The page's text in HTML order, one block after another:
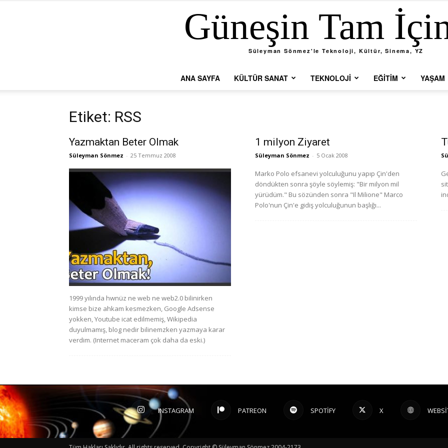
Güneşin Tam
Süleyman Sönmez'le Teknoloji, Kültür, Sinema, YZ
ANA SAYFA KÜLTÜR SANAT TEKNOLOJI EĞITIM YAŞAM
Etiket: RSS
Yazmaktan Beter Olmak
Süleyman Sönmez - 25 Temmuz 2008
1999 yılında hwnüz ne web ne web2.0 bilinirken
kimse bize ahkam kesmezken, Google Adsense
yokken, Youtube icat edilmemiş, Wikipedia
duyulmamış, blog nedir bilinemzken yazmaya karar
verdim. (Internet maceram çok daha da eski.)
1 milyon Ziyaret
Süleyman Sönmez - 5 Ocak 2008
Marko Polo efsanevi yolculuğunu yapıp Çin'den
döndükten sonra şöyle söylemiş: "Bir milyon mil
yürüdüm." Bu sözünden sonra "Il Milione" Marco
Polo'nun Çin'e gidiş yolculuğunun başlığı...
INSTAGRAM PATREON SPOTIFY X